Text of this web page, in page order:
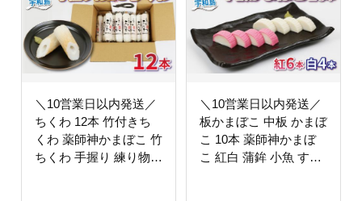
＼10営業日以内発送／
ちくわ 12本 竹付きち
くわ 薬師神かまぼこ 竹
ちくわ 手握り 練り物
＼10営業日以内発送／
板かまぼこ 中板 かまぼ
こ 10本 薬師神かまぼ
こ 紅白 蒲鉾 小魚 すり